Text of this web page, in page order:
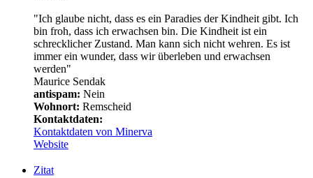
"Ich glaube nicht, dass es ein Paradies der Kindheit gibt. Ich
bin froh, dass ich erwachsen bin. Die Kindheit ist ein
schrecklicher Zustand. Man kann sich nicht wehren. Es ist
immer ein wunder, dass wir überleben und erwachsen
werden"
Maurice Sendak
antispam: Nein
Wohnort: Remscheid
Kontaktdaten:
Kontaktdaten von Minerva
Website
Zitat